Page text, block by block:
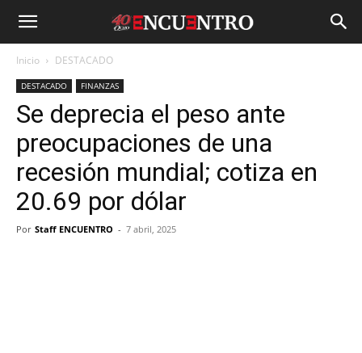
Inicio DESTACADO
DESTACADO FINANZAS
Se deprecia el peso ante
preocupaciones de una
recesión mundial; cotiza en
20.69 por dólar
Por Staff ENCUENTRO - 7 abril, 2025